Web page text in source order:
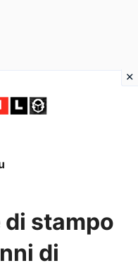
di stampo
di